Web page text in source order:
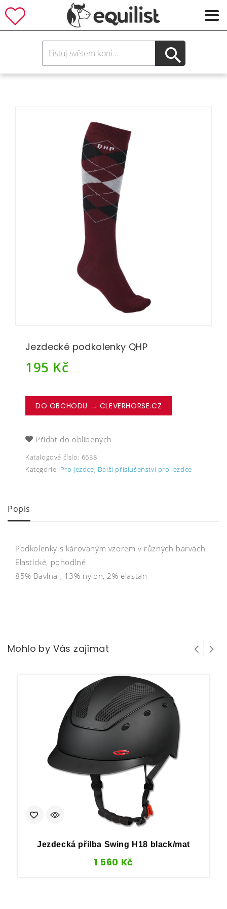
Jezdecké podkolenky QHP
195 Kč
DO OBCHODU → CLEVERHORSE.CZ
Přidat do oblíbených
Katalogové číslo: 6638
Kategorie: Pro jezdce, Další příslušenství pro jezdce
Popis
Podkolenky s károvaným vzorem v různých barvách
Elastické, pohodlné
85% Bavlna , 13% nylon, 2% elastan
Mohlo by Vás zajímat
Jezdecká přilba Swing H18 black/mat
1 560 Kč